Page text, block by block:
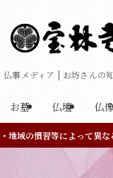
仏事メディア | お坊さんの
お墓 仏壇 仏
地域の慣習等によって異